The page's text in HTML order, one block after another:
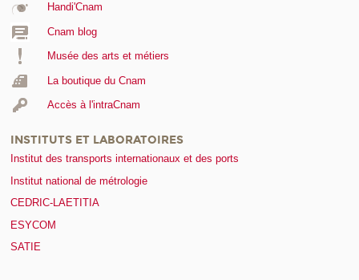
Handi'Cnam
Cnam blog
Musée des arts et métiers
La boutique du Cnam
Accès à l'intraCnam
INSTITUTS ET LABORATOIRES
Institut des transports internationaux et des ports
Institut national de métrologie
CEDRIC-LAETITIA
ESYCOM
SATIE